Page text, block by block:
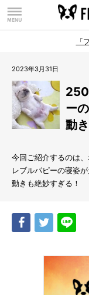
「
2023年3月31日
250
ー
動
今回ご紹介するのは
レブルパピーの寝姿
動きも絶妙すぎる！
Share Tweet